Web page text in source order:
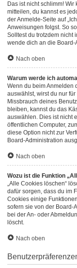
Das ist nicht schlimm!
mitteilen, du kannst es
der Anmelde-Seite auf
Anweisungen folgst. So
Solltest du trotzdem nicht
wende dich an die Board-
Nach oben
Warum werde ich
Wenn du beim Anmelden
auswählst, wirst du nur
Missbrauch deines
bleiben, kannst du das
auswählen. Dies ist nicht
öffentlichen Computer,
diese Option nicht zur
Board-Administration
Nach oben
Wozu ist die Funktion
„Alle Cookies löschen“
dafür sorgen, dass du im
Cookies einige
sofern sie von der Board-
bei der An- oder
löscht.
Nach oben